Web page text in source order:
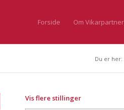
Forside Om
Du er her:
Vis flere stillinger